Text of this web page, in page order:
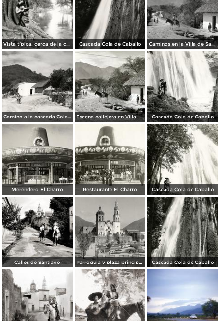
Vista típica, cerca de la cascada Cola de Caballo Cascada Cola de Caballo Caminos en la Villa de Santiago
Camino a la cascada Cola de Caballo Escena callejera en Villa de Santiago.. Cascada Cola de Caballo
Merendero El Charro Restaurante El Charro Cascada Cola de Caballo
Calles de Santiago Parroquia y plaza principal de Santiago Cascada Cola de Caballo